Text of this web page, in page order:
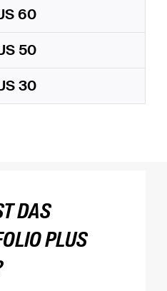
60
50
30
DAS
PLUS